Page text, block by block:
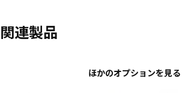
関連製品
ほかのオプションを見る